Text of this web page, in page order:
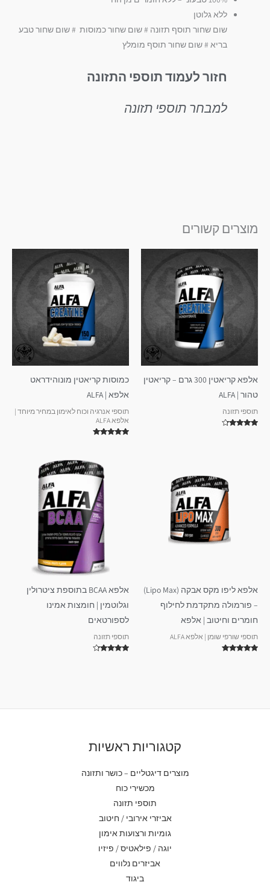
ללא גלוטן
שום שחור תוסף תזונה # שום שחור כמוסות # שום שחור טבע
בריא # שום שחור תוסף מומלץ
חזור לעמוד תוספי התזונה
למבחר תוספי תזונה
מוצרים קשורים
אלפא קריאטין 300 גרם – קריאטין
טהור | ALFA
תוספי תזונה
כמוסות קריאטין מונוהידראט
אלפא | ALFA
תוספי אנרגיה וכוח לאימון במחיר מיוחד |
אלפא ALFA
אלפא ליפו מקס אבקה (Lipo Max)
– פורמולה מתקדמת לחילוף
חומרים וחיטוב | אלפא
תוספי שורפי שומן | אלפא ALFA
אלפא BCAA בתוספת ציטרולין
וגלוטמין | חומצות אמינו
לספורטאים
תוספי תזונה
קטגוריות ראשיות
מוצרים דיגטליים – כושר ותזונה
מכשירי כוח
תוספי תזונה
אביזרי אירובי / חיטוב
גומיות ורצועות אימון
יוגה / פילאטיס / פיזיו
אביזרים נלווים
ביגוד